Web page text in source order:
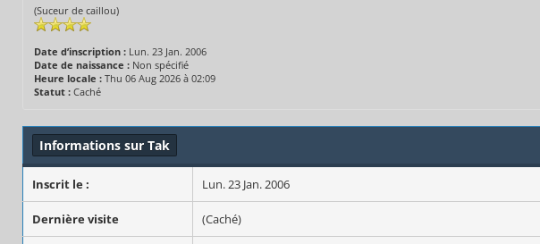
(Suceur de caillou)
Date d’inscription : Lun. 23 Jan. 2006
Date de naissance : Non spécifié
Heure locale : Thu 06 Aug 2026 à 02:09
Statut : Caché
Informations sur Tak
Inscrit le : Lun. 23 Jan. 2006
Dernière visite (Caché)